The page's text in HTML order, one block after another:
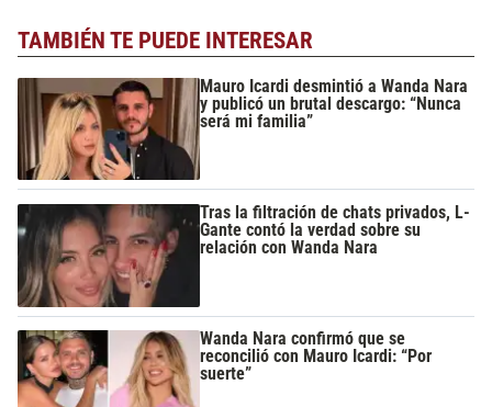
TAMBIÉN TE PUEDE INTERESAR
Mauro Icardi desmintió a Wanda Nara
y publicó un brutal descargo: “Nunca
será mi familia”
Tras la filtración de chats privados, L-
Gante contó la verdad sobre su
relación con Wanda Nara
Wanda Nara confirmó que se
reconcilió con Mauro Icardi: “Por
suerte”